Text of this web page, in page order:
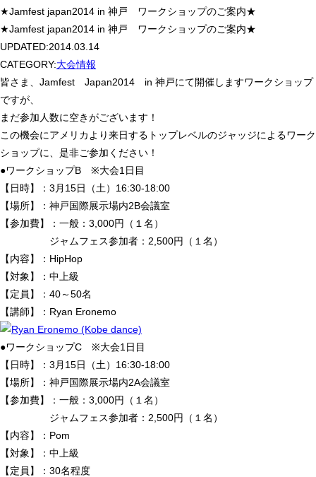
★Jamfest japan2014 in 神戸 ワークショップのご案内★
★Jamfest japan2014 in 神戸 ワークショップのご案内★
UPDATED:2014.03.14
CATEGORY:大会情報
皆さま、Jamfest Japan2014 in 神戸にて開催しますワークショップ
ですが、
まだ参加人数に空きがございます！
この機会にアメリカより来日するトップレベルのジャッジによるワーク
ショップに、是非ご参加ください！
●ワークショップB ※大会1日目
【日時】：3月15日（土）16:30-18:00
【場所】：神戸国際展示場内2B会議室
【参加費】：一般：3,000円（１名）
ジャムフェス参加者：2,500円（１名）
【内容】：HipHop
【対象】：中上級
【定員】：40～50名
【講師】：Ryan Eronemo
●ワークショップC ※大会1日目
【日時】：3月15日（土）16:30-18:00
【場所】：神戸国際展示場内2A会議室
【参加費】：一般：3,000円（１名）
ジャムフェス参加者：2,500円（１名）
【内容】：Pom
【対象】：中上級
【定員】：30名程度